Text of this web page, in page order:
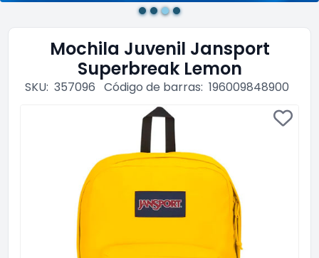
Mochila Juvenil Jansport
Superbreak Lemon
SKU: 357096 Código de barras: 196009848900